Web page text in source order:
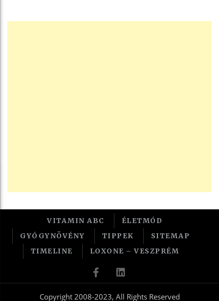
VITAMIN ABC
ÉLETMÓD
GYÓGYNÖVÉNY
TIPPEK
SITEMAP
TIMELINE
LOXONE – VESZPRÉM
Copyright 2008-2023, All Rights Reserved